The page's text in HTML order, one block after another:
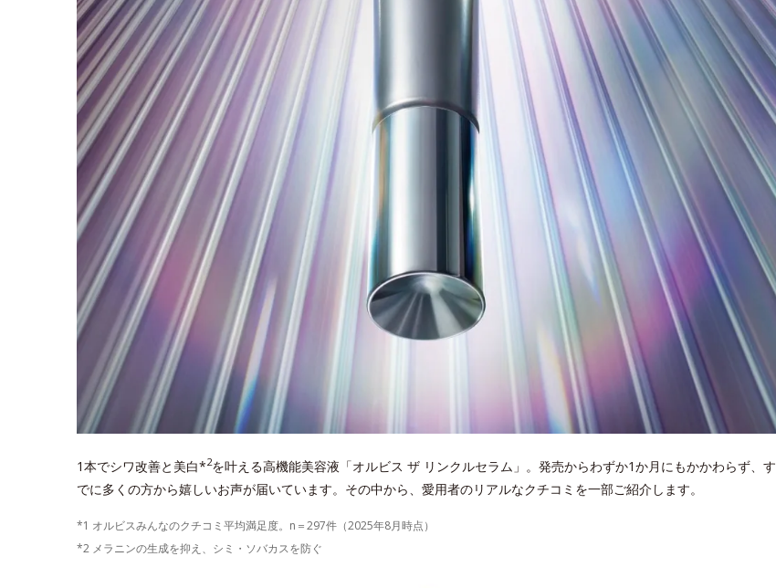
1本でシワ改善と美白*2を叶える高機能美容液「オルビス ザ リンクルセラム」。発売からわずか1か月にもかかわらず、す
でに多くの方から嬉しいお声が届いています。その中から、愛用者のリアルなクチコミを一部ご紹介します。
*1 オルビスみんなのクチコミ平均満足度。n＝297件（2025年8月時点）
*2 メラニンの生成を抑え、シミ・ソバカスを防ぐ